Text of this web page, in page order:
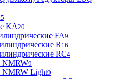
5
KA20
FA9
R 16
RC4
NMRW9
NMRW Light9